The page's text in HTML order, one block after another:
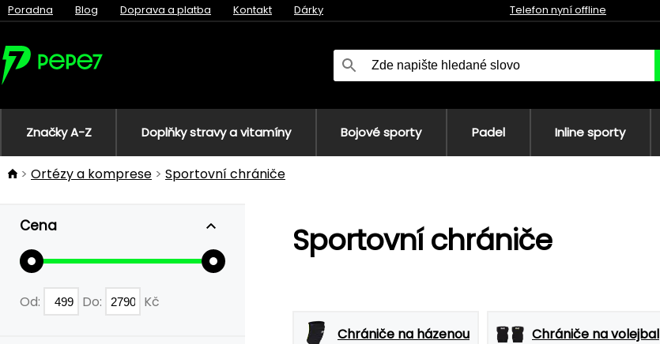
Poradna Blog Doprava a platba Kontakt Dárky Telefon nyní offline
Značky A-Z Doplňky stravy a vitamíny Bojové sporty Padel Inline sporty
Ortézy a komprese Sportovní chrániče
Cena
Od: Do: Kč
Sportovní chrániče
Chrániče na házenou Chrániče na volejbal